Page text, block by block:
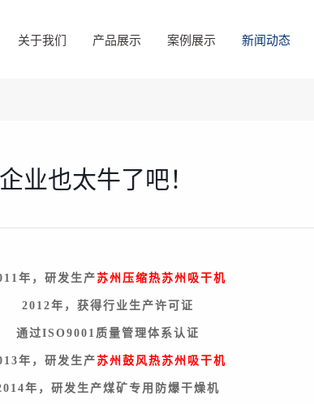
关于我们 产品展示 案例展示 新闻动态
业也太牛了吧！
年，研发生产苏州压缩热苏州吸干机
2012年，获得行业生产许可证
通过ISO9001质量管理体系认证
年，研发生产苏州鼓风热苏州吸干机
年，研发生产煤矿专用防爆干燥机